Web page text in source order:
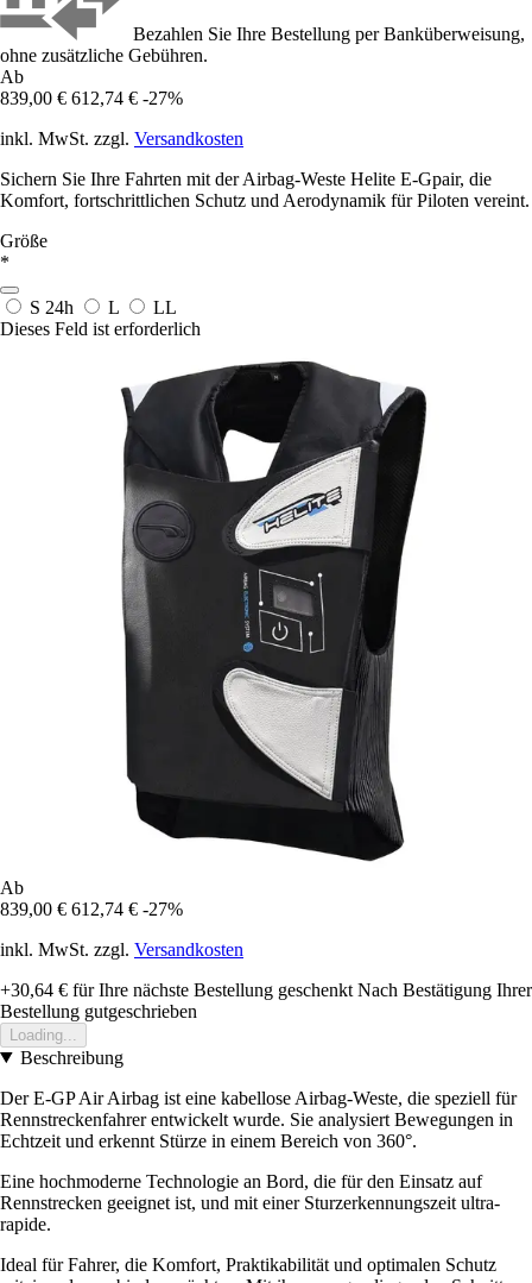
Bezahlen Sie Ihre Bestellung per Banküberweisung,
ohne zusätzliche Gebühren.
Ab
839,00 € 612,74 € -27%
inkl. MwSt. zzgl. Versandkosten
Sichern Sie Ihre Fahrten mit der Airbag-Weste Helite E-Gpair, die
Komfort, fortschrittlichen Schutz und Aerodynamik für Piloten vereint.
Größe
*
S 24h L
LL
Dieses Feld ist erforderlich
Ab
839,00 € 612,74 € -27%
inkl. MwSt. zzgl. Versandkosten
+30,64 € für Ihre nächste Bestellung geschenkt Nach Bestätigung Ihrer
Bestellung gutgeschrieben
Loading...
Beschreibung
Der E-GP Air Airbag ist eine kabellose Airbag-Weste, die speziell für
Rennstreckenfahrer entwickelt wurde. Sie analysiert Bewegungen in
Echtzeit und erkennt Stürze in einem Bereich von 360°.
Eine hochmoderne Technologie an Bord, die für den Einsatz auf
Rennstrecken geeignet ist, und mit einer Sturzerkennungszeit ultra-
rapide.
Ideal für Fahrer, die Komfort, Praktikabilität und optimalen Schutz